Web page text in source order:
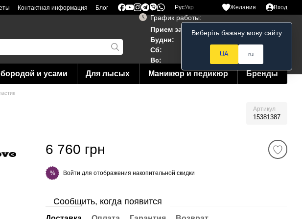
Контактная информация Блог РусУкр Желания Вход
График работы:
Прием заказов 24/7
Будни:
10:00–19:00
Сб:
12:00–18:00
Вс:
Мой заказ
и усами Для лысых Маникюр и педикюр Бренды
Артикул
15381387
6 760 грн
% Войти для отображения накопительной скидки
Сообщить, когда появится
Виберіть бажану мову сайту
UA ru